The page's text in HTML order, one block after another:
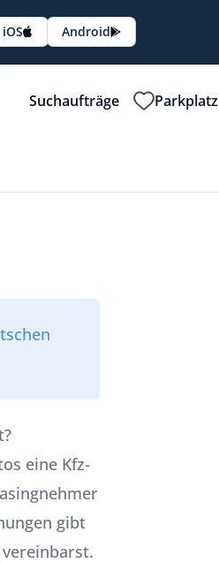
iOS Android
Suchaufträge Parkplatz
eine Kfz-
gibt
vereinbarst.